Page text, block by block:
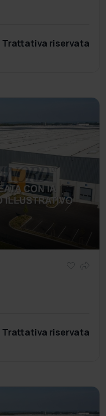
Trattativa riservata
Trattativa riservata